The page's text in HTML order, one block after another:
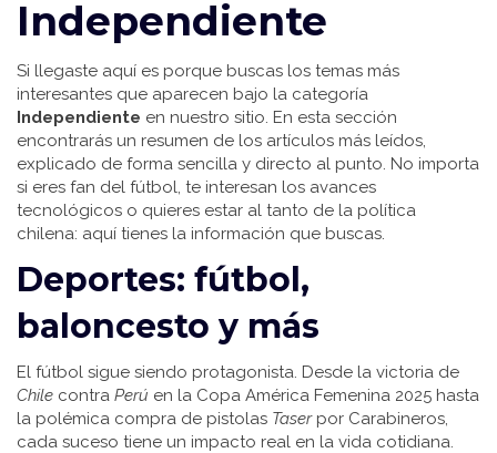
Independiente
Si llegaste aquí es porque buscas los temas más
interesantes que aparecen bajo la categoría
Independiente en nuestro sitio. En esta sección
encontrarás un resumen de los artículos más leídos,
explicado de forma sencilla y directo al punto. No importa
si eres fan del fútbol, te interesan los avances
tecnológicos o quieres estar al tanto de la política
chilena: aquí tienes la información que buscas.
Deportes: fútbol,
baloncesto y más
El fútbol sigue siendo protagonista. Desde la victoria de
Chile contra Perú en la Copa América Femenina 2025 hasta
la polémica compra de pistolas Taserpor Carabineros,
cada suceso tiene un impacto real en la vida cotidiana.